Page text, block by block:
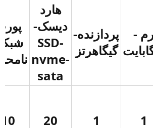
-
پردازنده-
گیگاهرتز
هارد
دیسک-
SSD-
nvme-
sata
1
1
20
10